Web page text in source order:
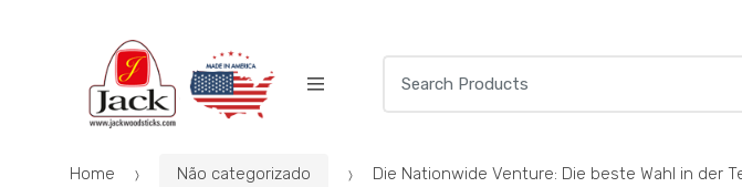
for:
Home Não categorizado Die Nationwide Venture: Die beste Wahl in der